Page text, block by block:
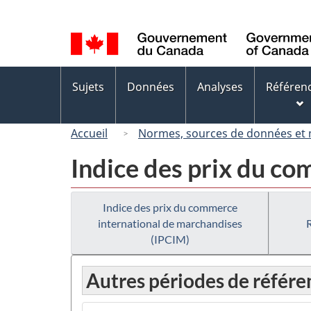
de
la
langue
des
Sujets Données Analyses
Accueil Normes, sources de données et
Indice des prix du
Indice des prix du commerce
international de marchandises
(IPCIM)
Autres périodes de